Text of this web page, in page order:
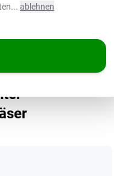
ablehnen
Champagner - Tablett - Gläser
-